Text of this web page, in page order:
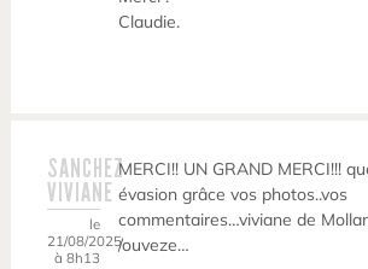
Claudie.
SANCHEZ
VIVIANE
le
21/08/2025
à 8h13
MERCI!! UN GRAND MERCI!!!
évasion grâce vos photos..vos
commentaires…viviane de
/ouveze…